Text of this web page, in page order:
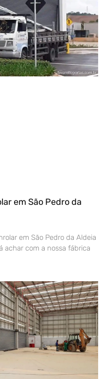
em São Pedro da
em São Pedro da Aldeia
achar com a nossa fábrica